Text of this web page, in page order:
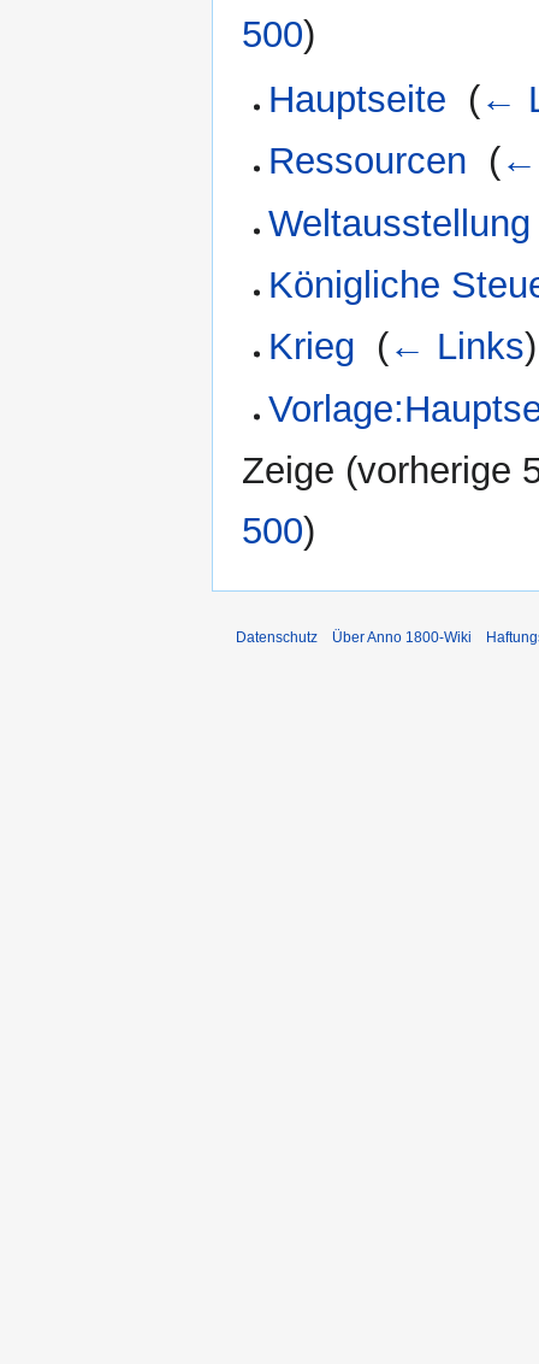
500)
Hauptseite (←
Ressourcen (←
Weltausstellung
Königliche
Krieg (← Links)
Zeige (vorherige
500)
Datenschutz Über Anno 1800-Wiki